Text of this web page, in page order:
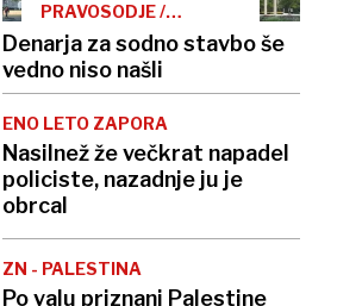
PRAVOSODJE /
NALOŽBE
Denarja za sodno stavbo še
vedno niso našli
ENO LETO ZAPORA
Nasilnež že večkrat napadel
policiste, nazadnje ju je
obrcal
ZN - PALESTINA
Po valu priznanj Palestine